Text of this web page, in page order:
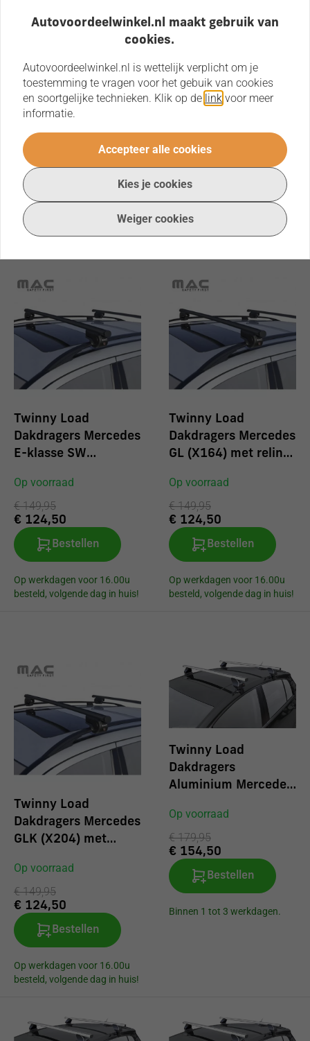
Twinny Load
Dakdragers Mercedes
(W210/W211) 4d
1995-2009
Op voorraad
€ 149,95
€ 124,50
Binnen 1 tot 3 werkdagen.
Twinny Load
Dakdragers Mercedes
E-klasse SW (W124)
1995
€ 149,95
Op werkdagen voor 16.00u
besteld, volgende dag in huis!
Twinny Load
Dakdragers Mercedes
E-klasse SW
met reling 1996
Op voorraad
€ 149,95
€ 124,50
Bestellen
Op werkdagen voor 16.00u
besteld, volgende dag in huis!
Twinny Load
Dakdragers Mercedes
GL (X164) met reling
Op voorraad
€ 149,95
€ 124,50
Bestellen
Op werkdagen voor 16.00u
besteld, volgende dag in huis!
Twinny Load
Dakdragers Mercedes
GLK (X204) met
Op voorraad
€ 149,95
€ 124,50
Bestellen
Op werkdagen voor 16.00u
besteld, volgende dag in huis!
Twinny Load
Dakdragers
Aluminium Mercedes
Op voorraad
€ 179,95
€ 154,50
Bestellen
Binnen 1 tot 3 werkdagen.
Autovoordeelwinkel.nl maakt gebruik van
cookies.
Autovoordeelwinkel.nl is wettelijk verplicht om je
toestemming te vragen voor het gebuik van cookies
en soortgelijke technieken. Klik op de link voor meer
informatie.
Accepteer alle cookies
Kies je cookies
Weiger cookies